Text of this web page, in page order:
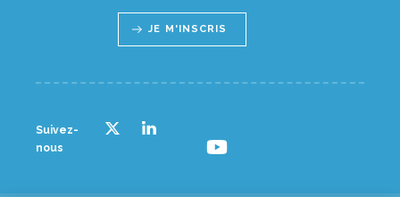
JE M'INSCRIS
Suivez-
nous